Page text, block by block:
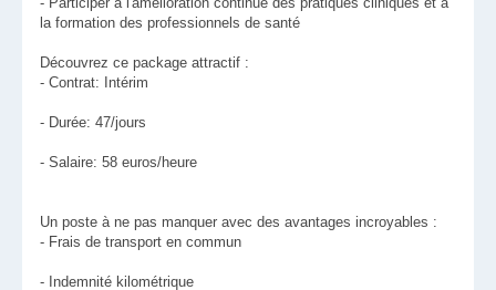
la formation des professionnels de santé
Découvrez ce package attractif :
- Contrat: Intérim
- Durée: 47/jours
- Salaire: 58 euros/heure
Un poste à ne pas manquer avec des avantages incroyables :
- Frais de transport en commun
- Indemnité kilométrique